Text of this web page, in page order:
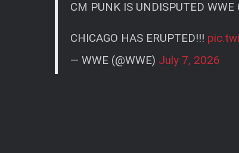
CM PUNK IS UNDISPUTED
CHICAGO HAS ERUPTED!!!
— WWE (@WWE) July 7, 2026